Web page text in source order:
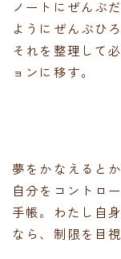
ノートにぜんぶ
ようにぜんぶひ
それを整理して
ョンに移す。
夢をかなえると
自分をコントロ
手帳。わたし自
なら、制限を目